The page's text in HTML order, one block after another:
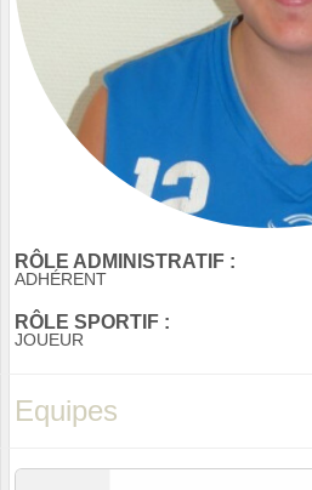
RÔLE ADMINISTRATIF :
ADHÉRENT
RÔLE SPORTIF :
JOUEUR
Equipes